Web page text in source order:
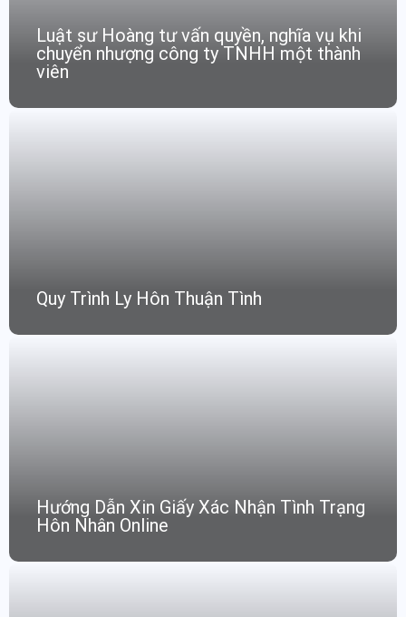
Luật sư Hoàng tư vấn quyền, nghĩa vụ khi
chuyển nhượng công ty TNHH một thành
viên
Quy Trình Ly Hôn Thuận Tình
Hướng Dẫn Xin Giấy Xác Nhận Tình Trạng
Hôn Nhân Online